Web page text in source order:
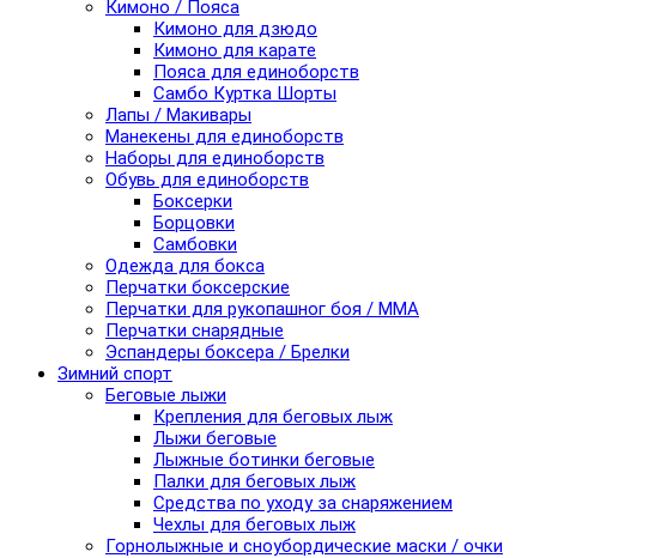
Кимоно / Пояса
Кимоно для дзюдо
Кимоно для карате
Пояса для единоборств
Самбо Куртка Шорты
Лапы / Макивары
Манекены для единоборств
Наборы для единоборств
Обувь для единоборств
Боксерки
Борцовки
Самбовки
Одежда для бокса
Перчатки боксерские
Перчатки для рукопашног боя / ММА
Перчатки снарядные
Эспандеры боксера / Брелки
Зимний спорт
Беговые лыжи
Крепления для беговых лыж
Лыжи беговые
Лыжные ботинки беговые
Палки для беговых лыж
Средства по уходу за снаряжением
Чехлы для беговых лыж
Горнолыжные и сноубордические маски / очки